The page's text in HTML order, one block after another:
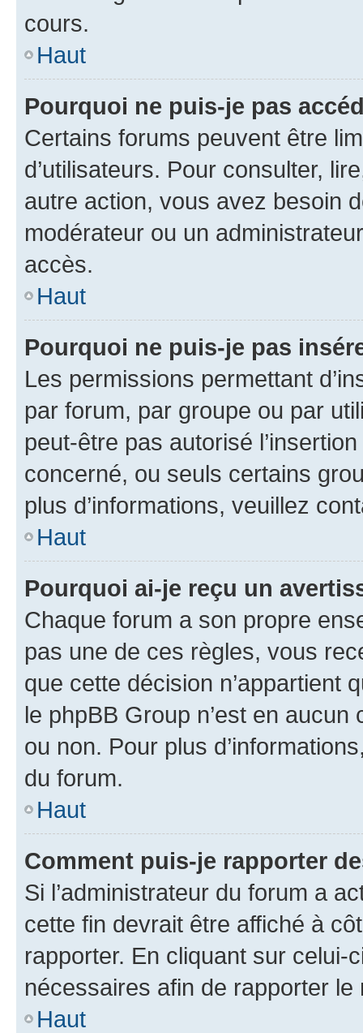
cours.
Haut
Pourquoi ne puis-je pas
Certains forums peuvent être
d’utilisateurs. Pour consulter,
autre action, vous avez besoin
modérateur ou un
accès.
Haut
Pourquoi ne puis-je pas
Les permissions permettant
par forum, par groupe ou par
peut-être pas autorisé
concerné, ou seuls certains
plus d’informations, veuillez
Haut
Pourquoi ai-je reçu un
Chaque forum a son propre
pas une de ces règles, vous
que cette décision n’appartient
le phpBB Group n’est en
ou non. Pour plus
du forum.
Haut
Comment puis-je rapporter
Si l’administrateur du forum a
cette fin devrait être affiché à
rapporter. En cliquant sur
nécessaires afin de rapporter le
Haut